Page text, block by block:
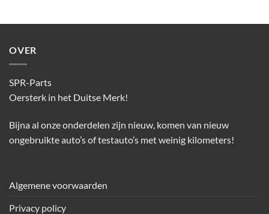
OVER
SPR-Parts
Oersterk in het Duitse Merk!
Bijna al onze onderdelen zijn nieuw, komen van nieuw
ongebruikte auto’s of testauto’s met weinig kilometers!
Algemene voorwaarden
Privacy policy